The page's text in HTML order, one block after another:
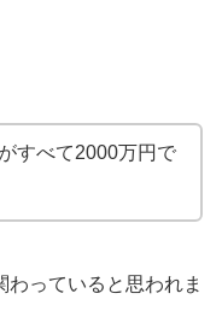
すべて2000万円で
っていると思われま